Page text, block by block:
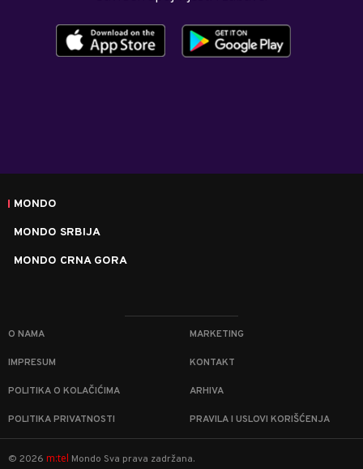
MONDO
MONDO SRBIJA
MONDO CRNA GORA
O NAMA MARKETING
IMPRESUM KONTAKT
POLITIKA O KOLAČIĆIMA ARHIVA
POLITIKA PRIVATNOSTI PRAVILA I USLOVI KORIŠĆENJA
© 2026 m:tel Mondo Sva prava zadržana.